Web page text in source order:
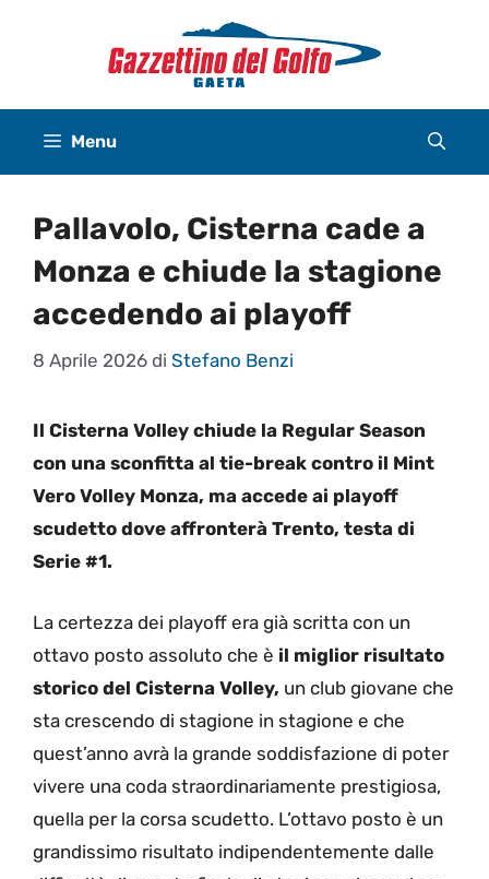
Menu
Pallavolo, Cisterna cade a
Monza e chiude la stagione
accedendo ai playoff
8 Aprile 2026 di Stefano Benzi
Il Cisterna Volley chiude la Regular Season
con una sconfitta al tie-break contro il Mint
Vero Volley Monza, ma accede ai playoff
scudetto dove affronterà Trento, testa di
Serie #1.
La certezza dei playoff era già scritta con un
ottavo posto assoluto che è il miglior risultato
storico del Cisterna Volley, un club giovane che
sta crescendo di stagione in stagione e che
quest’anno avrà la grande soddisfazione di poter
vivere una coda straordinariamente prestigiosa,
quella per la corsa scudetto. L’ottavo posto è un
grandissimo risultato indipendentemente dalle